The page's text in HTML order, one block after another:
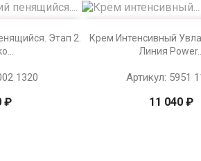
Этап 2.
1320
₽
Крем Интенсивный
Линия
Артикул: 5951
11 040 ₽
 Просмотр